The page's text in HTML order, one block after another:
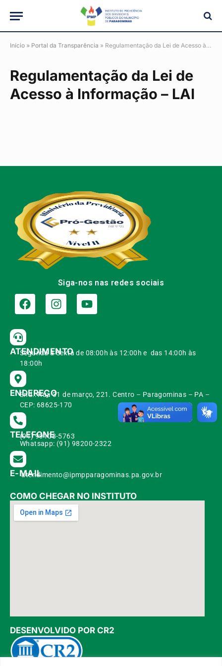
Início » Portal da Transparência » Regulamentação da Lei de Acesso à Informação – LAI
Regulamentação da Lei de
Acesso à Informação – LAI
Siga-nos nas redes sociais
ATENDIMENTO
Segunda à Sexta de 08:00h às 12:00h e das 14:00h às
18:00h
ENDEREÇO
End.: Rua 31 de março, 221. Centro – Paragominas – PA –
CEP: 68625-170
TELEFONE
(91) 99108-5763
Whatsapp: (91) 98200-2322
E-MAIL
atendimento@ipmpparagominas.pa.gov.br
COMO CHEGAR NO INSTITUTO
DESENVOLVIDO POR CR2